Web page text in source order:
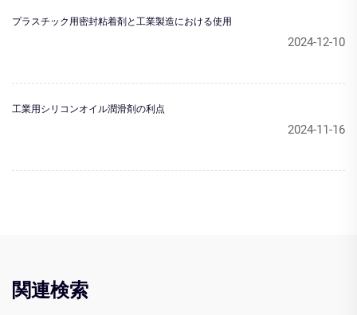
プラスチック用密封粘着剤と工業製造における使用
2024-12-10
工業用シリコンオイル潤滑剤の利点
2024-11-16
関連検索